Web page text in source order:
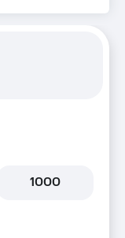
1000